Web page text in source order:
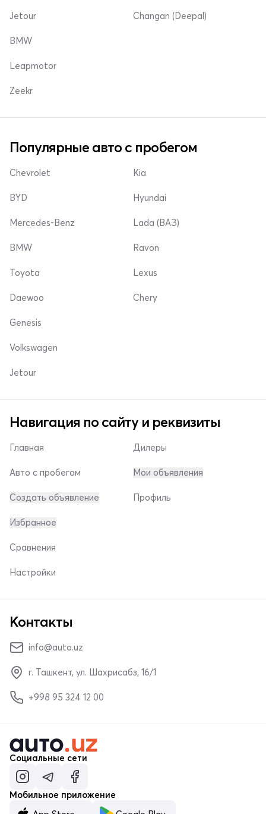
Jetour Changan (Deepal)
BMW
Leapmotor
Zeekr
Популярные авто с пробегом
Chevrolet
BYD
Mercedes-Benz
Kia
Hyundai
Lada (ВАЗ)
BMW
Toyota
Daewoo
Ravon
Lexus
Chery
Genesis
Volkswagen
Jetour
Навигация по сайту и реквизиты
Главная
Авто с пробегом
Создать объявление
Дилеры
Мои объявления
Профиль
Избранное
Сравнения
Настройки
Контакты
info@auto.uz
г. Ташкент, ул. Шахрисабз, 16/1
+998 95 324 12 00
Социальные сети
Мобильное приложение